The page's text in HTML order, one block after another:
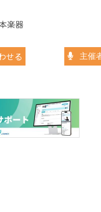
楽器
せる 主催